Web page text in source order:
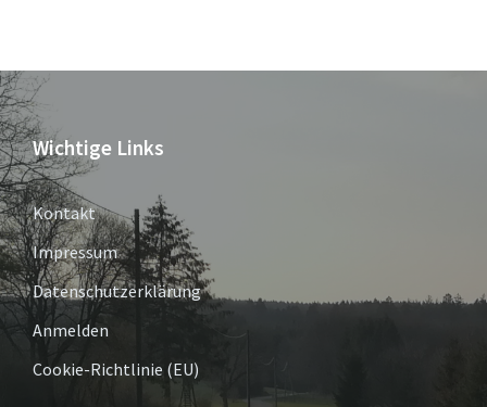
Wichtige Links
Kontakt
Impressum
Datenschutzerklärung
Anmelden
Cookie-Richtlinie (EU)